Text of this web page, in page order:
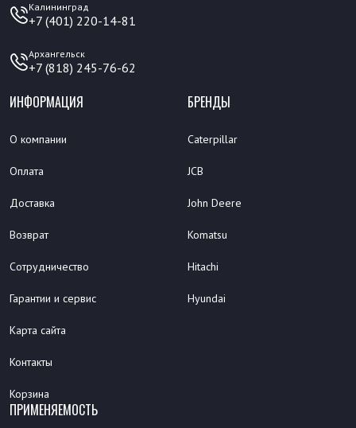
Калининград
+7 (401) 220-14-81
Архангельск
+7 (818) 245-76-62
ИНФОРМАЦИЯ
О компании
Оплата
Доставка
Возврат
Сотрудничество
Гарантии и сервис
Карта сайта
Контакты
Корзина
БРЕНДЫ
Caterpillar
JCB
John Deere
Komatsu
Hitachi
Hyundai
ПРИМЕНЯЕМОСТЬ